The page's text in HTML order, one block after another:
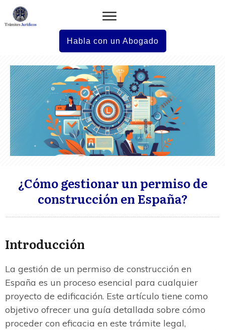
Habla con un Abogado
¿Cómo gestionar un permiso de
construcción en España?
Introducción
La gestión de un permiso de construcción en
España es un proceso esencial para cualquier
proyecto de edificación. Este artículo tiene como
objetivo ofrecer una guía detallada sobre cómo
proceder con eficacia en este trámite legal,